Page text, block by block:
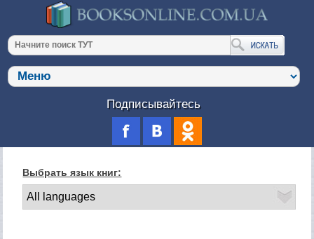
Подписывайтесь
Выбрать язык книг: